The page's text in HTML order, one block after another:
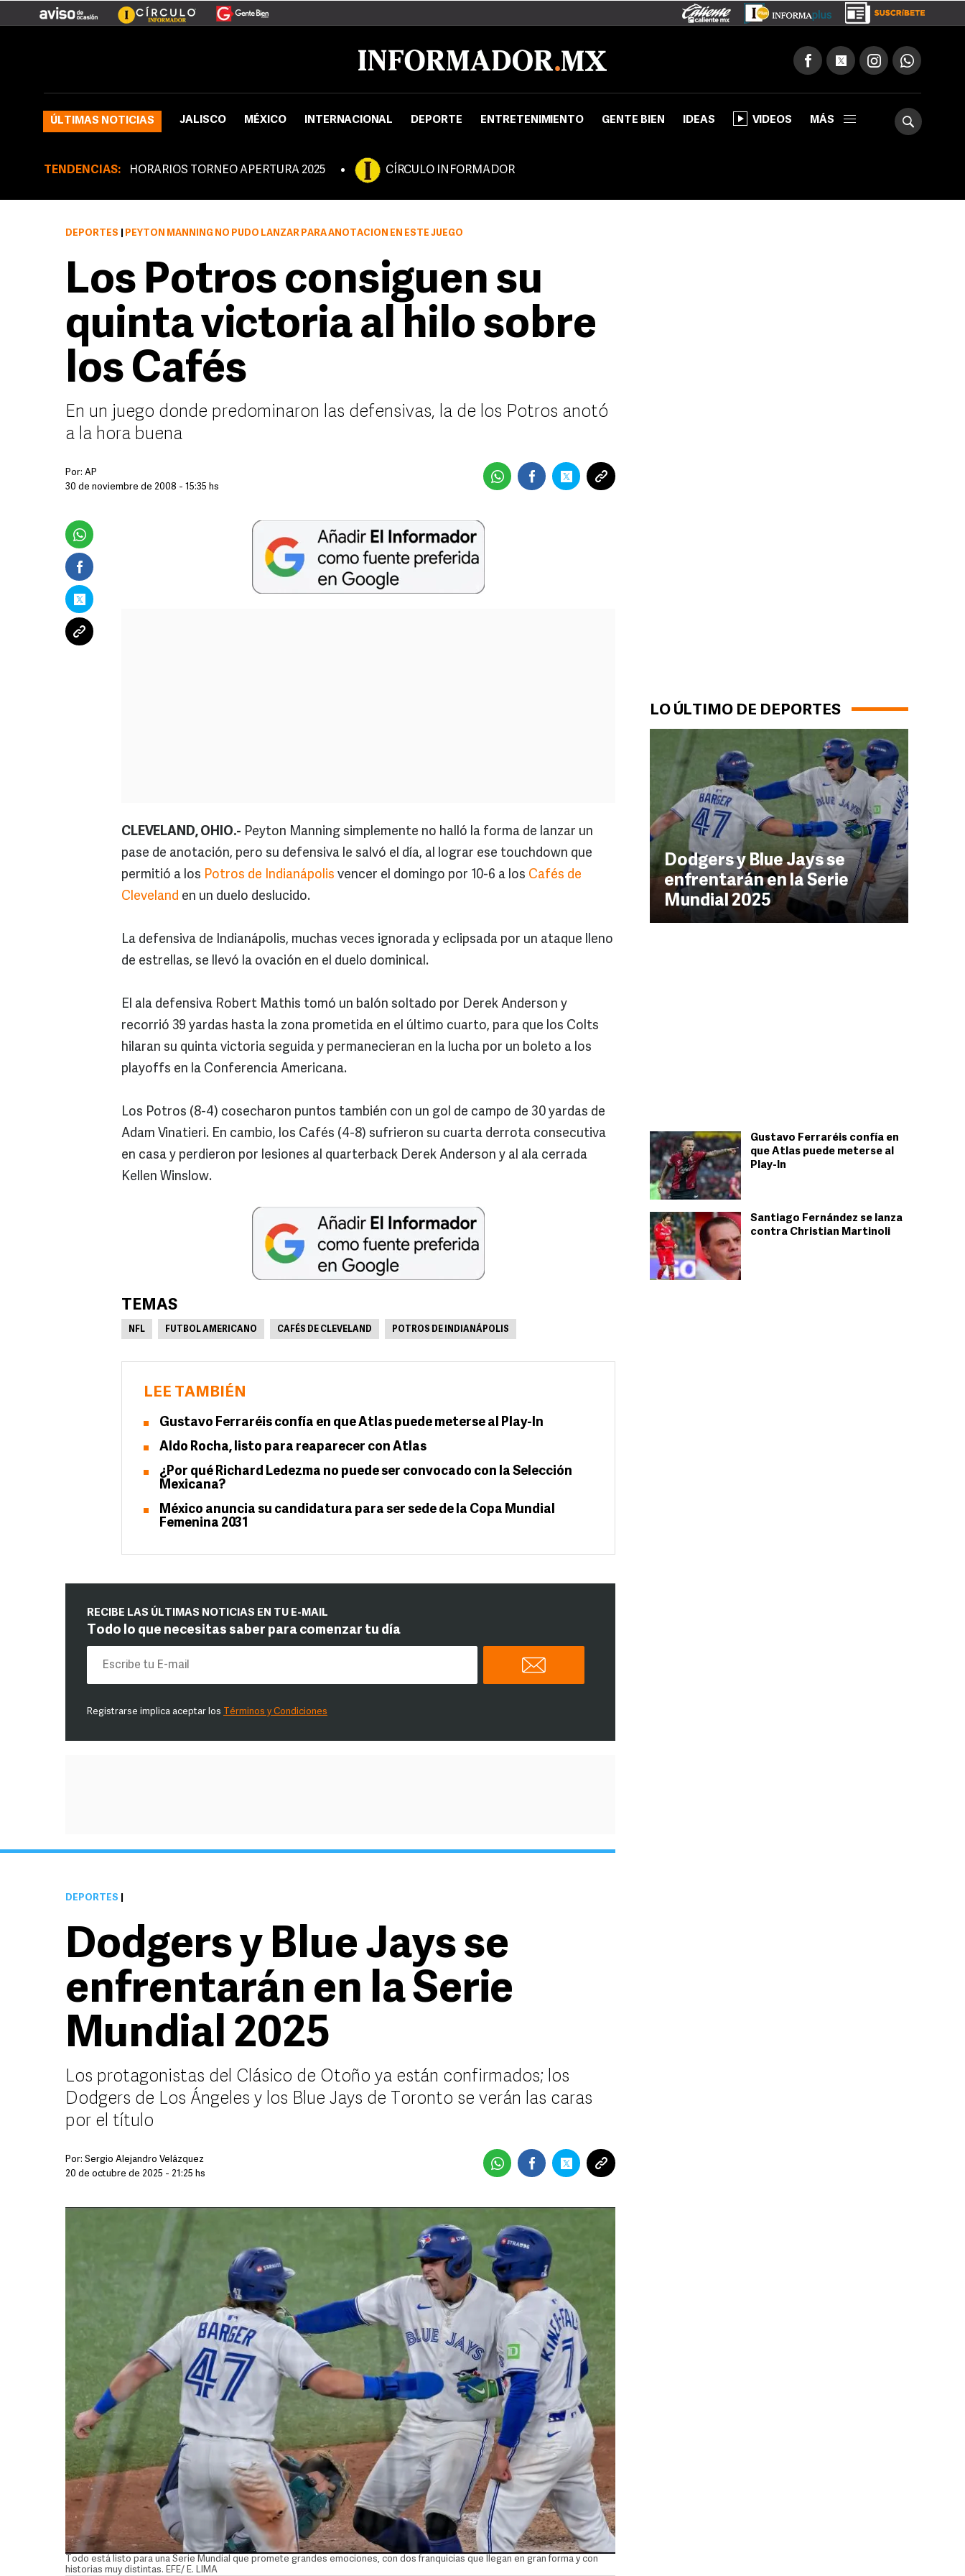
ÚLTIMAS NOTICIAS JALISCO MÉXICO INTERNACIONAL DEPORTE ENTRETENIMIENTO GENTE BIEN IDEAS VIDEOS MÁS
TENDENCIAS: HORARIOS TORNEO APERTURA 2025 CÍRCULO INFORMADOR
LO ÚLTIMO DE DEPORTES
Dodgers y Blue Jays se
enfrentarán en la Serie
Mundial 2025
Gustavo Ferraréis confía en
que Atlas puede meterse al
Play-In
Santiago Fernández se lanza
contra Christian Martinoli
DEPORTES PEYTON MANNING NO PUDO LANZAR PARA ANOTACIÓN EN ESTE JUEGO
Los Potros consiguen su
quinta victoria al hilo sobre
los Cafés
En un juego donde predominaron las defensivas, la de los Potros anotó
a la hora buena
Por: AP
30 de noviembre de 2008 - 15:35 hs
CLEVELAND, OHIO.- Peyton Manning simplemente no halló la forma de lanzar un
pase de anotación, pero su defensiva le salvó el día, al lograr ese touchdown que
permitió a los Potros de Indianápolis vencer el domingo por 10-6 a los Cafés de
Cleveland en un duelo deslucido.
La defensiva de Indianápolis, muchas veces ignorada y eclipsada por un ataque lleno
de estrellas, se llevó la ovación en el duelo dominical.
El ala defensiva Robert Mathis tomó un balón soltado por Derek Anderson y
recorrió 39 yardas hasta la zona prometida en el último cuarto, para que los Colts
hilaran su quinta victoria seguida y permanecieran en la lucha por un boleto a los
playoffs en la Conferencia Americana.
Los Potros (8-4) cosecharon puntos también con un gol de campo de 30 yardas de
Adam Vinatieri. En cambio, los Cafés (4-8) sufrieron su cuarta derrota consecutiva
en casa y perdieron por lesiones al quarterback Derek Anderson y al ala cerrada
Kellen Winslow.
TEMAS
NFL FUTBOL AMERICANO CAFÉS DE CLEVELAND POTROS DE INDIANÁPOLIS
LEE TAMBIÉN
Gustavo Ferraréis confía en que Atlas puede meterse al Play-In
Aldo Rocha, listo para reaparecer con Atlas
¿Por qué Richard Ledezma no puede ser convocado con la Selección
Mexicana?
México anuncia su candidatura para ser sede de la Copa Mundial
Femenina 2031
RECIBE LAS ÚLTIMAS NOTICIAS EN TU E-MAIL
Todo lo que necesitas saber para comenzar tu día
Registrarse implica aceptar los Términos y Condiciones
DEPORTES
Dodgers y Blue Jays se
enfrentarán en la Serie
Mundial 2025
Los protagonistas del Clásico de Otoño ya están confirmados; los
Dodgers de Los Ángeles y los Blue Jays de Toronto se verán las caras
por el título
Por: Sergio Alejandro Velázquez
20 de octubre de 2025 - 21:25 hs
Todo está listo para una Serie Mundial que promete grandes emociones, con dos franquicias que llegan en gran forma y con
historias muy distintas. EFE/ E. LIMA